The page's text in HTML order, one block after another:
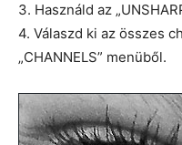
3. Használd az
4. Válaszd ki az összes
„CHANNELS” menüből.